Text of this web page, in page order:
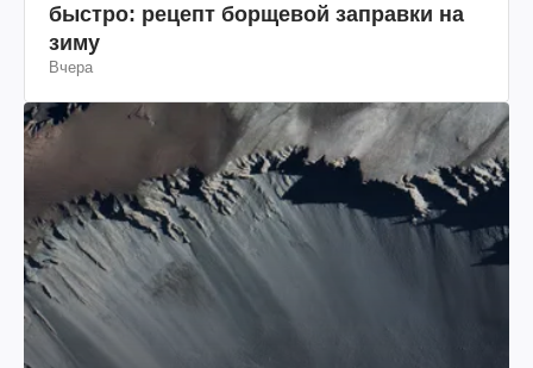
быстро: рецепт борщевой заправки на
зиму
Вчера